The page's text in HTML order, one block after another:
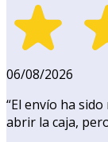
06/08/2026
“El envío ha
abrir la caja,